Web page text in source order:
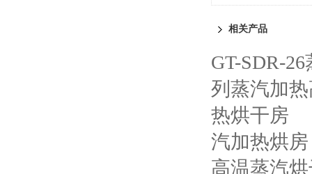
相关产品
GT-SDR-
列蒸汽加
热烘干房
汽加热烘房
高温蒸汽